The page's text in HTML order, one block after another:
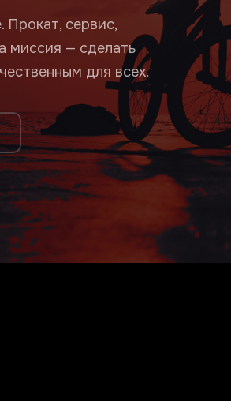
Прокат, сервис,
миссия — сделать
для всех.